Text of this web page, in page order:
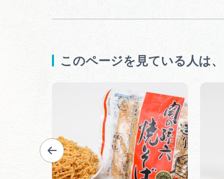
このページを見ている人は、